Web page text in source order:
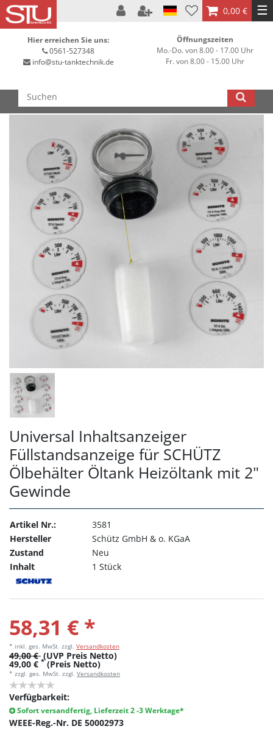
0,00 € ☰
Hier erreichen Sie uns:
0561-527348
info@stu-tanktechnik.de
Öffnungszeiten
Mo.-Do. von 8.00 - 17.00 Uhr
Fr. von 8.00 - 15.00 Uhr
Universal Inhaltsanzeiger
Füllstandsanzeige für SCHÜTZ
Ölbehälter Öltank Heizöltank mit 2"
Gewinde
Artikel Nr.:
3581
Hersteller
Schütz GmbH & o. KGaA
Zustand
Neu
Inhalt
1 Stück
58,31 € *
* inkl. ges. MwSt. zzgl. Versandkosten
49,00 € (UVP Preis Netto)
49,00 € * (Preis Netto)
* zzgl. ges. MwSt. zzgl. Versandkosten
Verfügbarkeit:
Sofort versandfertig, Lieferzeit 2 -3 Werktage*
WEEE-Reg.-Nr. DE 50002973